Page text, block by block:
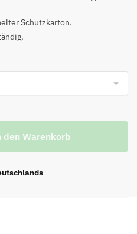
Schutzkarton.
den Warenkorb